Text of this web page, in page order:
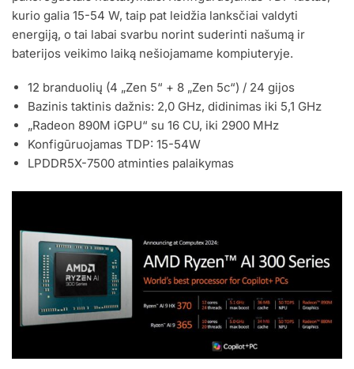
kurio galia 15-54 W, taip pat leidžia lanksčiai valdyti
energiją, o tai labai svarbu norint suderinti našumą ir
baterijos veikimo laiką nešiojamame kompiuteryje.
12 branduolių (4 „Zen 5“ + 8 „Zen 5c“) / 24 gijos
Bazinis taktinis dažnis: 2,0 GHz, didinimas iki 5,1 GHz
„Radeon 890M iGPU“ su 16 CU, iki 2900 MHz
Konfigūruojamas TDP: 15-54W
LPDDR5X-7500 atminties palaikymas